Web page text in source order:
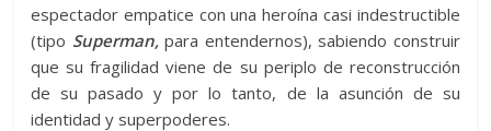
espectador empatice con una heroína casi indestructible
(tipo Superman,para entendernos), sabiendo construir
que su fragilidad viene de su periplo de reconstrucción
de su pasado y por lo tanto, de la asunción de su
identidad y superpoderes.